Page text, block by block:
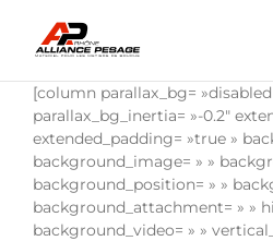
contenu
[column parallax_bg= »disabled
parallax_bg_inertia= »-0.2″
extended_padding= »true »
background_image= » »
background_position= » »
background_attachment= » »
background_video= » »